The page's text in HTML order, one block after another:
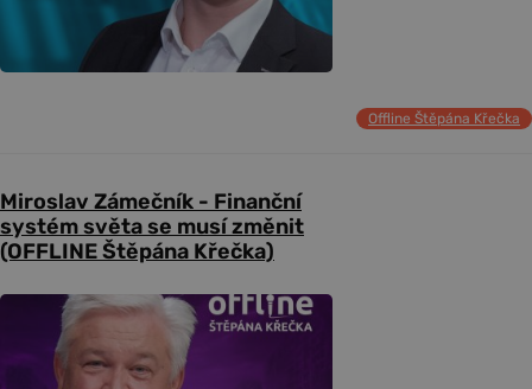
Offline Štěpána Křečka
Miroslav Zámečník - Finanční
systém světa se musí změnit
(OFFLINE Štěpána Křečka)